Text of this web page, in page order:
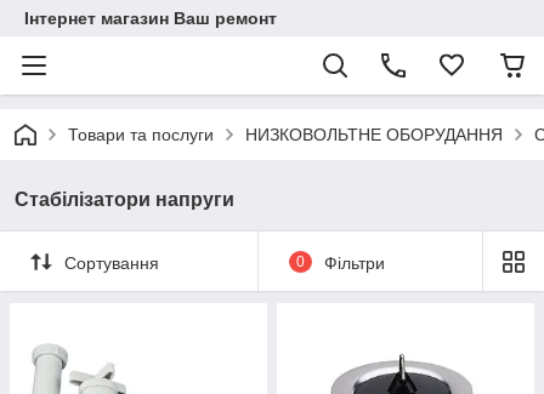
Інтернет магазин Ваш ремонт
Товари та послуги НИЗКОВОЛЬТНЕ ОБОРУДАННЯ
Стабілізатори напруги
Сортування 0 Фільтри